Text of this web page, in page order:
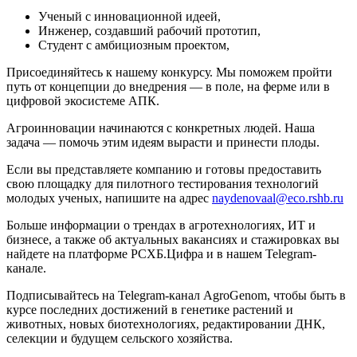
Ученый с инновационной идеей,
Инженер, создавший рабочий прототип,
Студент с амбициозным проектом,
Присоединяйтесь к нашему конкурсу. Мы поможем пройти
путь от концепции до внедрения — в поле, на ферме или в
цифровой экосистеме АПК.
Агроинновации начинаются с конкретных людей. Наша
задача — помочь этим идеям вырасти и принести плоды.
Если вы представляете компанию и готовы предоставить
свою площадку для пилотного тестирования технологий
молодых ученых, напишите на адрес naydenovaal@eco.rshb.ru
Больше информации о трендах в агротехнологиях, ИТ и
бизнесе, а также об актуальных вакансиях и стажировках вы
найдете на платформе РСХБ.Цифра и в нашем Telegram-
канале.
Подписывайтесь на Telegram-канал AgroGenom, чтобы быть в
курсе последних достижений в генетике растений и
животных, новых биотехнологиях, редактировании ДНК,
селекции и будущем сельского хозяйства.